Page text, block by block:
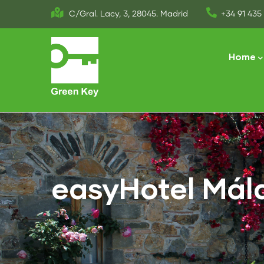
to
C/Gral. Lacy, 3, 28045. Madrid +34 91 435
Home
easyHotel